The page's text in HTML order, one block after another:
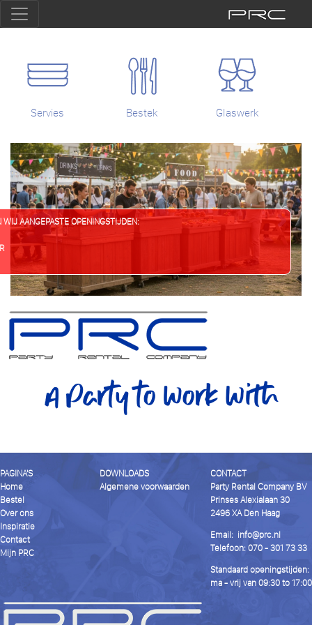
Servies Bestek Glaswerk
AANGEPASTE OPENINGSTIJDEN:
Previous Next
PAGINA'S
Home
Bestel
Over ons
Inspiratie
Contact
Mijn PRC
DOWNLOADS
Algemene voorwaarden
CONTACT
Party Rental Company BV
Prinses Alexialaan 30
2496 XA Den Haag
Email: info@prc.nl
Telefoon: 070 - 301 73 33
Standaard openingstijden:
ma - vrij van 09:30 to 17:00